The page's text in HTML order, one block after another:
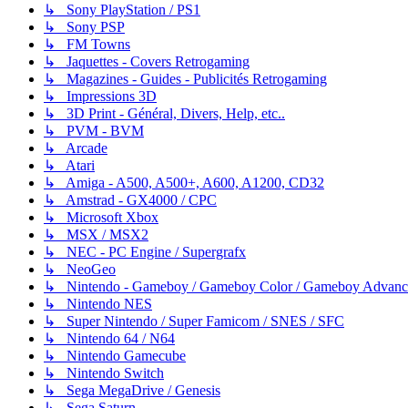
↳ Sony PlayStation / PS1
↳ Sony PSP
↳ FM Towns
↳ Jaquettes - Covers Retrogaming
↳ Magazines - Guides - Publicités Retrogaming
↳ Impressions 3D
↳ 3D Print - Général, Divers, Help, etc..
↳ PVM - BVM
↳ Arcade
↳ Atari
↳ Amiga - A500, A500+, A600, A1200, CD32
↳ Amstrad - GX4000 / CPC
↳ Microsoft Xbox
↳ MSX / MSX2
↳ NEC - PC Engine / Supergrafx
↳ NeoGeo
↳ Nintendo - Gameboy / Gameboy Color / Gameboy
↳ Nintendo NES
↳ Super Nintendo / Super Famicom / SNES / SFC
↳ Nintendo 64 / N64
↳ Nintendo Gamecube
↳ Nintendo Switch
↳ Sega MegaDrive / Genesis